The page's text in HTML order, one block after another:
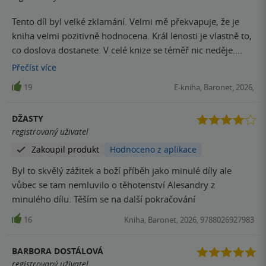
Tento díl byl velké zklamání. Velmi mě překvapuje, že je
kniha velmi pozitivně hodnocena. Král lenosti je vlastně to,
co doslova dostanete. V celé knize se téměř nic neděje.
Postavy jsou popsané tak vzdáleně, že chemie mezi nimi
není téměř žádná. O spicy kapitolách ani nemluvím, to je
doslova šup sem šup tam konec. Celkově na mě neudělala
se na Vuka a Ayanu, jen se obávám, aby to nedopadlo jako
tento díl. Za mě zatím byly nejlepší druhý a třetí díl. První
díl je hned za nimi a tento je hodně daleko na konci.
Přečíst více
19 E-kniha, Baronet, 2026,
DŽASTY
registrovaný uživatel
Zakoupil produkt
Hodnoceno z aplikace
Byl to skvělý zážitek a boží příběh jako minulé díly ale
vůbec se tam nemluvilo o těhotenství Alesandry z
minulého dílu. Těším se na další pokračování
16 Kniha, Baronet, 2026, 9788026927983
BARBORA DOSTÁLOVÁ